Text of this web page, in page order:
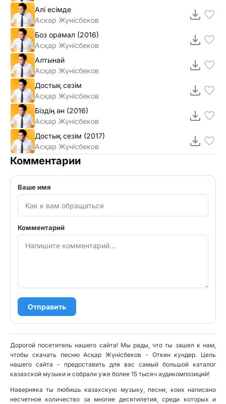
Алi есiмде
Аскар Жунiсбеков
Боз орамал (2016)
Асқар Жүнісбеков
Алтынай
Асқар Жүнісбеков
Достық сезім
Асқар Жүнісбеков
Біздің ән (2016)
Асқар Жүнісбеков
Достық сезім (2017)
Асқар Жүнiсбеков
Комментарии
Ваше имя
Комментарий
Отправить
Дорогой посетитель нашего сайта! Мы рады, что ты зашел к нам,
чтобы скачать песню Асқар Жүнiсбеков - Откен кундер. Цель
нашего сайта - предоставить для вас самый большой каталог
казахской музыки и собрали уже более 15 тысяч аудикомпозиций!
Наверняка ты любишь казахскую музыку, песни, коих написано
несчетное количество за многие десятилетия, среди которых и